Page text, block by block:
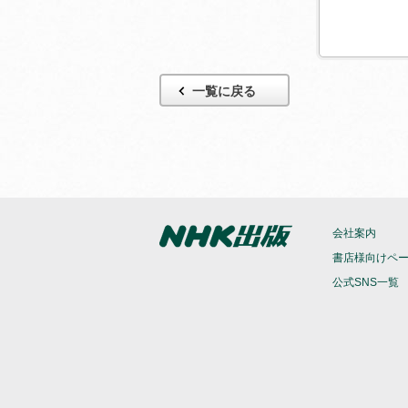
一覧に戻る
会社案内
書店様向けペ
公式SNS一覧